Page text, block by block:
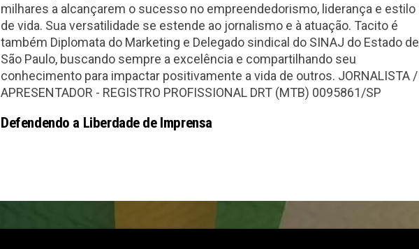
milhares a alcançarem o sucesso no empreendedorismo, liderança e estilo
de vida. Sua versatilidade se estende ao jornalismo e à atuação. Tacito é
também Diplomata do Marketing e Delegado sindical do SINAJ do Estado de
São Paulo, buscando sempre a excelência e compartilhando seu
conhecimento para impactar positivamente a vida de outros. JORNALISTA /
APRESENTADOR - REGISTRO PROFISSIONAL DRT (MTB) 0095861/SP
Defendendo a Liberdade de Imprensa